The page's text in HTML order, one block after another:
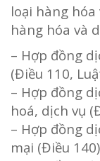
loại hàng hóa
hàng hóa và
– Hợp đồng
(Điều 110,
– Hợp đồng
hoá, dịch vụ
– Hợp đồng
mại (Điều